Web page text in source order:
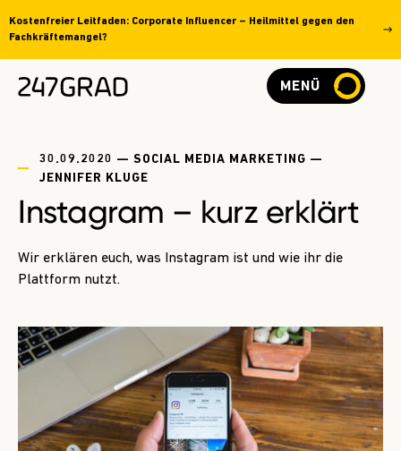
Kostenfreier Leitfaden: Corporate Influencer – Heilmittel gegen den
Fachkräftemangel?
MENÜ
30.09.2020 — SOCIAL MEDIA MARKETING —
JENNIFER KLUGE
Instagram – kurz erklärt
Wir erklären euch, was Instagram ist und wie ihr die
Plattform nutzt.